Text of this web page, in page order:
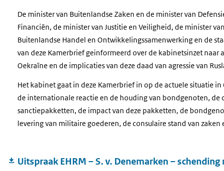
De minister van Buitenlandse Zaken en de minister van
Financiën, de minister van Justitie en Veiligheid, de minister
Buitenlandse Handel en Ontwikkelingssamenwerking en de
van deze Kamerbrief geinformeerd over de kabinetsinzet
Oekraïne en de implicaties van deze daad van agressie van
Het kabinet gaat in deze Kamerbrief in op de actuele situatie
de internationale reactie en de houding van bondgenoten,
sanctiepakketten, de impact van deze pakketten, de
levering van militaire goederen, de consulaire stand van
Uitspraak EHRM – S. v. Denemarken –